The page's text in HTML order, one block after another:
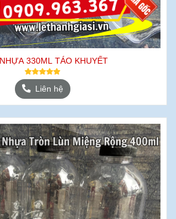
330ML TÁO KHUYẾT
Liên hệ